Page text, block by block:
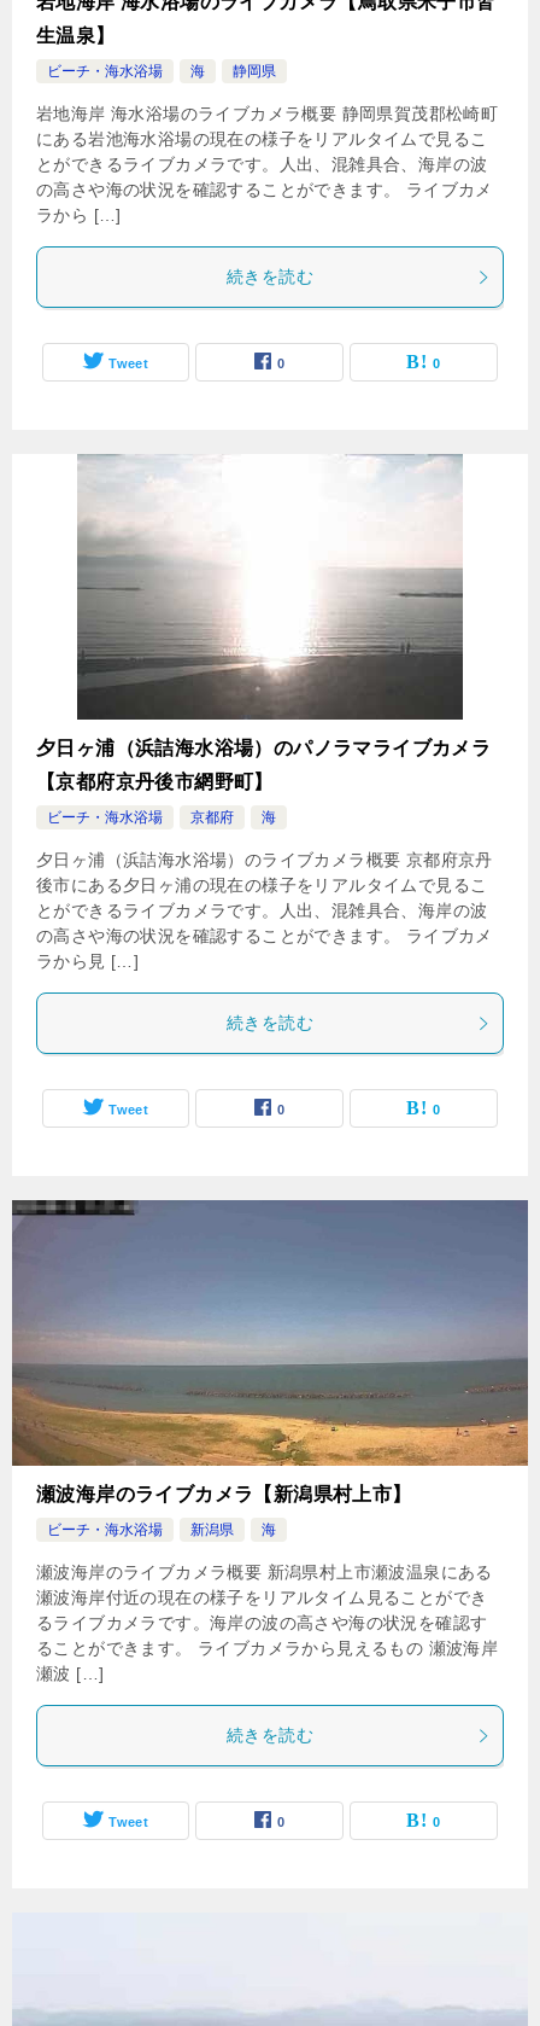
生温泉】
ビーチ・海水浴場 海 静岡県
岩地海岸 海水浴場のライブカメラ概要 静岡県賀茂郡松崎町
にある岩池海水浴場の現在の様子をリアルタイムで見るこ
とができるライブカメラです。人出、混雑具合、海岸の波
の高さや海の状況を確認することができます。 ライブカメ
ラから […]
続きを読む
Tweet 0 0
夕日ヶ浦（浜詰海水浴場）のパノラマライブカメラ
【京都府京丹後市網野町】
ビーチ・海水浴場 京都府 海
夕日ヶ浦（浜詰海水浴場）のライブカメラ概要 京都府京丹
後市にある夕日ヶ浦の現在の様子をリアルタイムで見るこ
とができるライブカメラです。人出、混雑具合、海岸の波
の高さや海の状況を確認することができます。 ライブカメ
ラから見 […]
続きを読む
Tweet 0 0
瀬波海岸のライブカメラ【新潟県村上市】
ビーチ・海水浴場 新潟県 海
瀬波海岸のライブカメラ概要 新潟県村上市瀬波温泉にある
瀬波海岸付近の現在の様子をリアルタイム見ることができ
るライブカメラです。海岸の波の高さや海の状況を確認す
ることができます。 ライブカメラから見えるもの 瀬波海岸
瀬波 […]
続きを読む
Tweet 0 0